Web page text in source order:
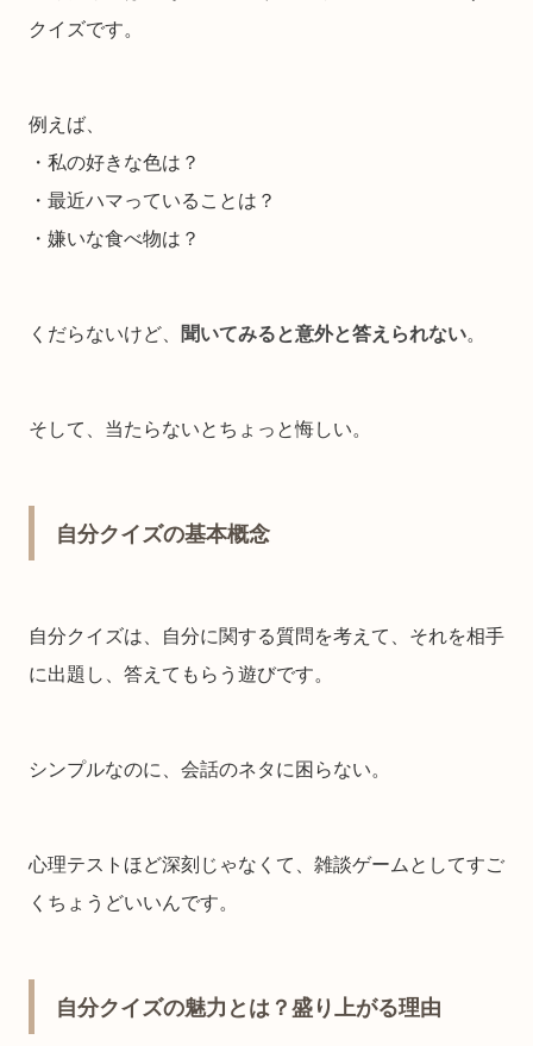
クイズです。
例えば、
・私の好きな色は？
・最近ハマっていることは？
・嫌いな食べ物は？
くだらないけど、 聞いてみると意外と答えられない。
そして、当たらないとちょっと悔しい。
自分クイズの基本概念
自分クイズは、自分に関する質問を考えて、それを相手
に出題し、答えてもらう遊びです。
シンプルなのに、会話のネタに困らない。
心理テストほど深刻じゃなくて、雑談ゲームとしてすご
くちょうどいいんです。
自分クイズの魅力とは？盛り上がる理由